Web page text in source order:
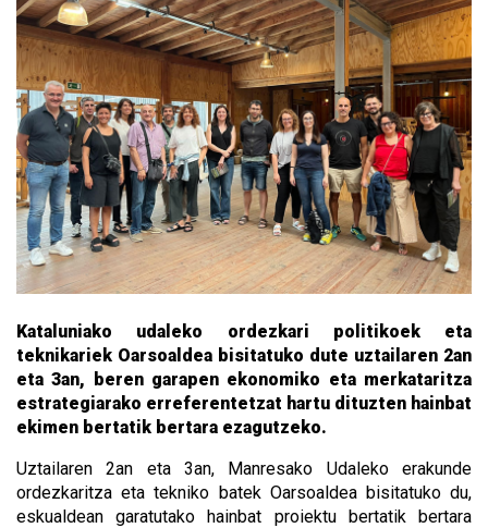
Kataluniako udaleko ordezkari politikoek eta
teknikariek Oarsoaldea bisitatuko dute uztailaren 2an
eta 3an, beren garapen ekonomiko eta merkataritza
estrategiarako erreferentetzat hartu dituzten hainbat
ekimen bertatik bertara ezagutzeko.
Uztailaren 2an eta 3an, Manresako Udaleko erakunde
ordezkaritza eta tekniko batek Oarsoaldea bisitatuko du,
eskualdean garatutako hainbat proiektu bertatik bertara